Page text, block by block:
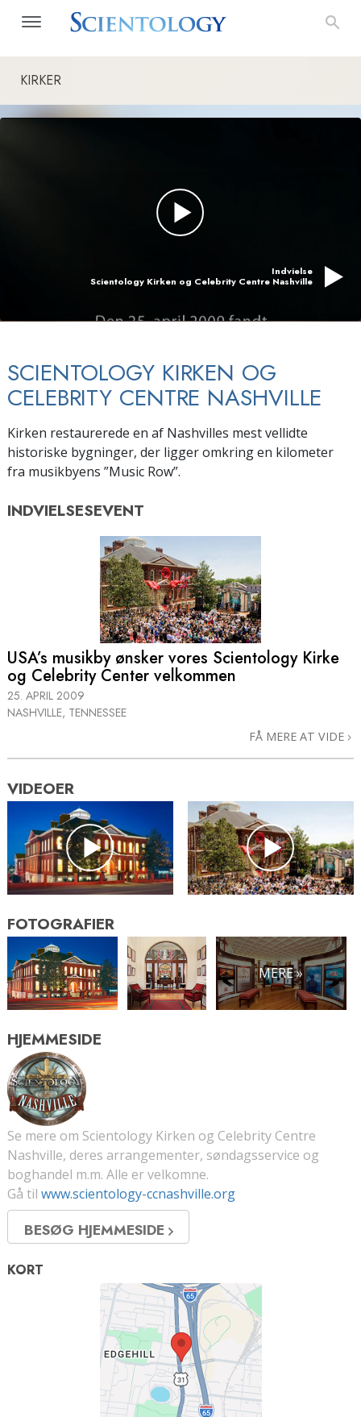
KIRKER
Indvielse
Scientology Kirken og Celebrity Centre Nashville
SCIENTOLOGY KIRKEN OG
CELEBRITY CENTRE NASHVILLE
Kirken restaurerede en af Nashvilles mest vellidte
historiske bygninger, der ligger omkring en kilometer
fra musikbyens ”Music Row”.
INDVIELSESEVENT
USA’s musikby ønsker vores Scientology Kirke
og Celebrity Center velkommen
25. APRIL 2009
NASHVILLE, TENNESSEE
FÅ MERE AT VIDE
VIDEOER
FOTOGRAFIER
MERE »
HJEMMESIDE
Se mere om Scientology Kirken og Celebrity Centre
Nashville, deres arrangementer, søndagsservice og
boghandel m.m. Alle er velkomne.
Gå til www.scientology-ccnashville.org
BESØG HJEMMESIDE
KORT